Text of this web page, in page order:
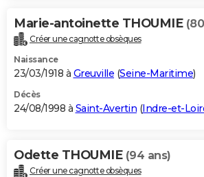
Marie-antoinette THOUMIE
Créer une cagnotte obsèques
Naissance
23/03/1918 à Greuville (Seine-Maritime)
Décès
24/08/1998 à Saint-Avertin (Indre-et-
Odette THOUMIE (94 ans)
Créer une cagnotte obsèques